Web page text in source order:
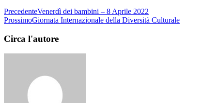
PrecedenteVenerdì dei bambini – 8 Aprile 2022
ProssimoGiornata Internazionale della Diversità Culturale
Circa l'autore